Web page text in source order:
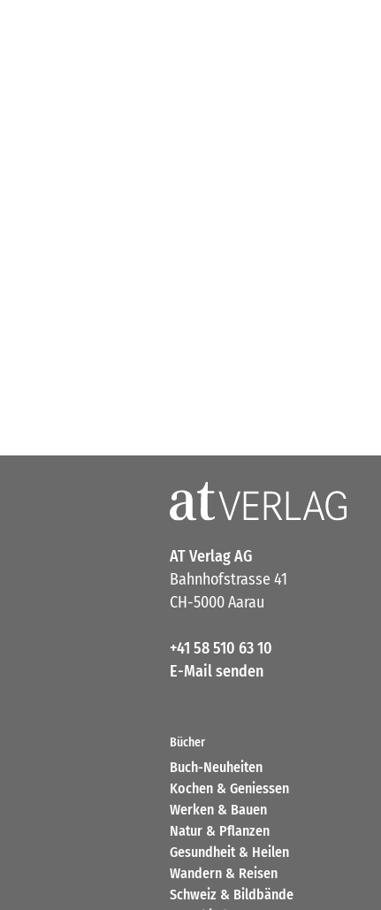
AT Verlag AG
Bahnhofstrasse 41
CH-5000 Aarau
+41 58 510 63 10
E-Mail senden
Bücher
Buch-Neuheiten
Kochen & Geniessen
Werken & Bauen
Natur & Pflanzen
Gesundheit & Heilen
Wandern & Reisen
Schweiz & Bildbände